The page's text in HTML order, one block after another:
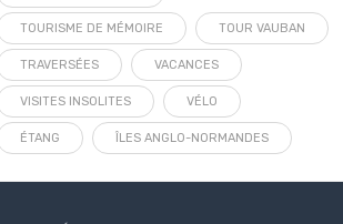
TOURISME DE MÉMOIRE TOUR VAUBAN
TRAVERSÉES VACANCES
VISITES INSOLITES VÉLO
ÉTANG ÎLES ANGLO-NORMANDES